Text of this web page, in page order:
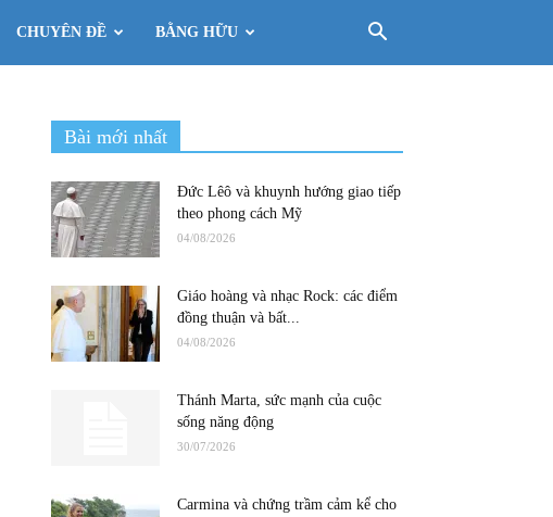
CHUYÊN ĐỀ BẰNG HỮU
Bài mới nhất
Đức Lêô và khuynh hướng giao tiếp
theo phong cách Mỹ
04/08/2026
Giáo hoàng và nhạc Rock: các điểm
đồng thuận và bất...
04/08/2026
Thánh Marta, sức mạnh của cuộc
sống năng động
30/07/2026
Carmina và chứng trầm cảm kể cho